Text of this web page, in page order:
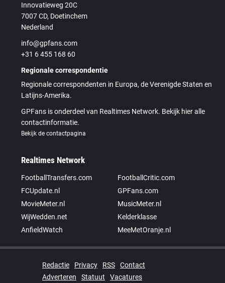
Innovatieweg 20C
7007 CD, Doetinchem
Nederland
info@gpfans.com
+31 6 455 168 60
Regionale correspondentie
Regionale correspondenten in Europa, de Verenigde Staten en
Latijns-Amerika.
GPFans is onderdeel van Realtimes Network. Bekijk hier alle
contactinformatie.
Bekijk de contactpagina
Realtimes Network
FootballTransfers.com
FootballCritic.com
FCUpdate.nl
GPFans.com
MovieMeter.nl
MusicMeter.nl
WijWedden.net
Kelderklasse
AnfieldWatch
MeeMetOranje.nl
Redactie Privacy RSS
Contact
Adverteren
Statuut Vacatures